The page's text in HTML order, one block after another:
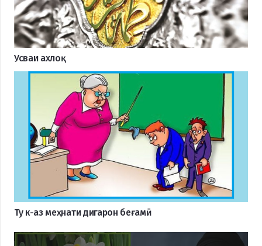
Усваи ахлоқ
Ту к-аз меҳнати дигарон беғамӣ